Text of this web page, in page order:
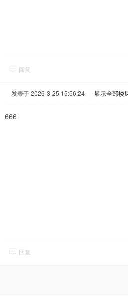
回复
发表于 2026-3-25 15:56:24 显示全部楼
666
回复